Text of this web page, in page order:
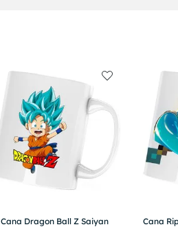
Cana Dragon Ball Z Saiyan
Cana